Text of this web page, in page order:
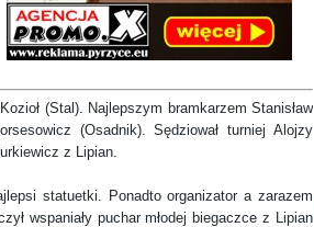
(Stal). Najlepszym bramkarzem Stanisław
(Osadnik). Sędziował turniej Alojzy
z Lipian.
statuetki. Ponadto organizator a zarazem
wspaniały puchar młodej biegaczce z Lipian